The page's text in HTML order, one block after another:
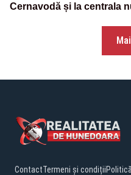
Cernavodă și la centrala
ContactTermeni și condiții